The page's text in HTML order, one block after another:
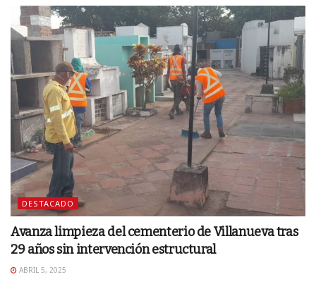
DESTACADO
Avanza limpieza del cementerio de Villanueva tras
29 años sin intervención estructural
ABRIL 5, 2025